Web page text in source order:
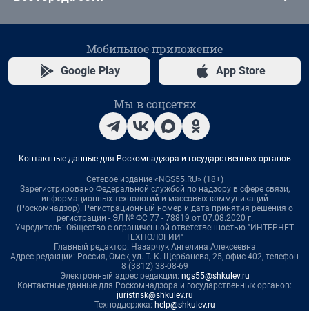
Мобильное приложение
Google Play App Store
Мы в соцсетях
Контактные данные для Роскомнадзора и государственных органов
Сетевое издание «NGS55.RU» (18+)
Зарегистрировано Федеральной службой по надзору в сфере связи,
информационных технологий и массовых коммуникаций
(Роскомнадзор). Регистрационный номер и дата принятия решения о
регистрации - ЭЛ № ФС 77 - 78819 от 07.08.2020 г.
Учредитель: Общество с ограниченной ответственностью "ИНТЕРНЕТ
ТЕХНОЛОГИИ"
Главный редактор: Назарчук Ангелина Алексеевна
Адрес редакции: Россия, Омск, ул. Т. К. Щербанева, 25, офис 402, телефон
8 (3812) 38-08-69
Электронный адрес редакции: ngs55@shkulev.ru
Контактные данные для Роскомнадзора и государственных органов:
juristnsk@shkulev.ru
Техподдержка: help@shkulev.ru